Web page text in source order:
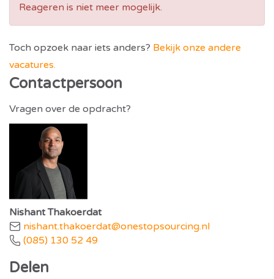
Reageren is niet meer mogelijk.
Toch opzoek naar iets anders? Bekijk onze andere
vacatures.
Contactpersoon
Vragen over de opdracht?
Nishant Thakoerdat
nishant.thakoerdat@onestopsourcing.nl
(085) 130 52 49
Delen